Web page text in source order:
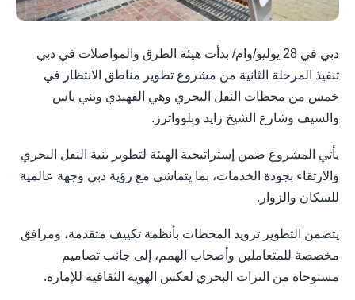
دبي في 28 يوليو/وام/ بدأت هيئة الطرق والمواصلات في دبي
تنفيذ المرحلة الثانية من مشروع تطوير مناطق الانتظار في
خمس من محطات النقل البحري وهي الفهيدي وبني ياس
والسيف وشارع الشيخ زايد وبلوواترز.
يأتي المشروع ضمن إستراتيجية الهيئة لتطوير بنية النقل البحري
والارتقاء بجودة الخدمات، بما يتماشى مع رؤية دبي وجهة عالمية
للسكان والزوار.
يتضمن التطوير تزويد المحطات بأنظمة تكييف متقدمة، ومرافق
مخصصة للمتعاملين وأصحاب الهمم، إلى جانب تصاميم
مستوحاة من التراث البحري لعكس الهوية الثقافية للإمارة.